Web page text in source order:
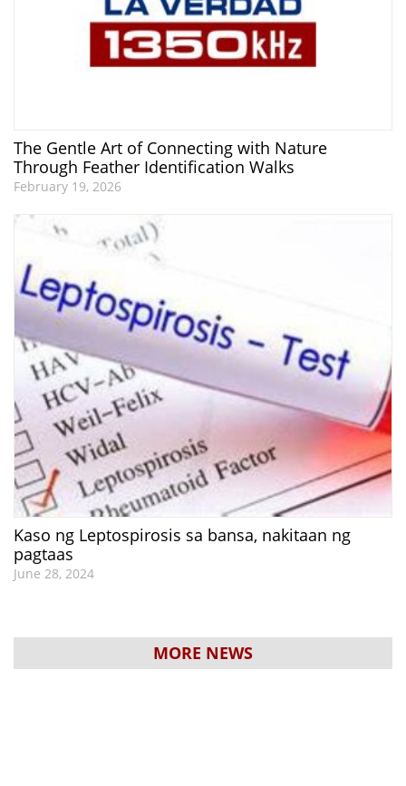
The Gentle Art of Connecting with Nature
Through Feather Identification Walks
February 19, 2026
Kaso ng Leptospirosis sa bansa, nakitaan ng
pagtaas
June 28, 2024
MORE NEWS